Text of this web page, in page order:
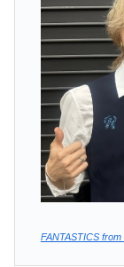
FANTASTICS